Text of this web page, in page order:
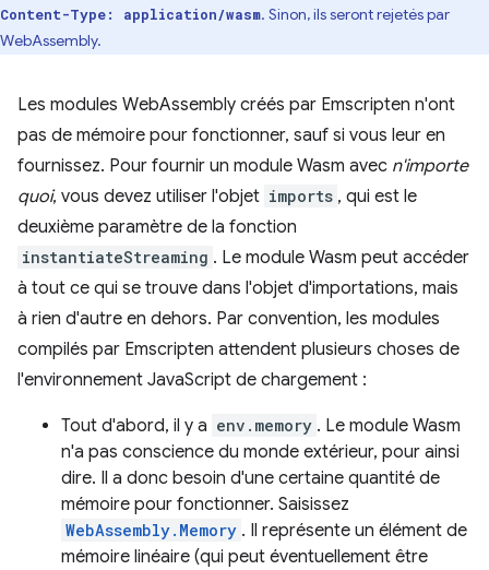
Content-Type: application/wasm. Sinon, ils seront rejetés par
WebAssembly.
Les modules WebAssembly créés par Emscripten n'ont
pas de mémoire pour fonctionner, sauf si vous leur en
fournissez. Pour fournir un module Wasm avec n'importe
quoi, vous devez utiliser l'objet imports , qui est le
deuxième paramètre de la fonction
instantiateStreaming . Le module Wasm peut accéder
à tout ce qui se trouve dans l'objet d'importations, mais
à rien d'autre en dehors. Par convention, les modules
compilés par Emscripten attendent plusieurs choses de
l'environnement JavaScript de chargement :
Tout d'abord, il y a env.memory . Le module Wasm
n'a pas conscience du monde extérieur, pour ainsi
dire. Il a donc besoin d'une certaine quantité de
mémoire pour fonctionner. Saisissez
WebAssembly.Memory . Il représente un élément de
mémoire linéaire (qui peut éventuellement être